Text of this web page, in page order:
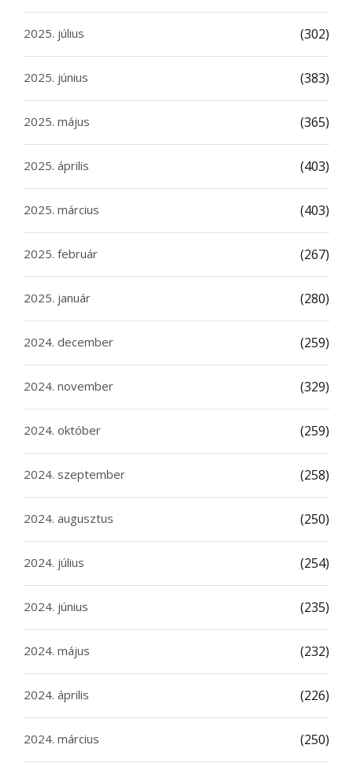
2025. július (302)
2025. június (383)
2025. május (365)
2025. április (403)
2025. március (403)
2025. február (267)
2025. január (280)
2024. december (259)
2024. november (329)
2024. október (259)
2024. szeptember (258)
2024. augusztus (250)
2024. július (254)
2024. június (235)
2024. május (232)
2024. április (226)
2024. március (250)